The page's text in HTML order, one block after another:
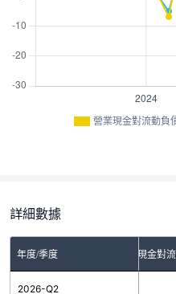
營業現金對流動負
詳細數據
年度/季度 營業現金對
2026-Q2